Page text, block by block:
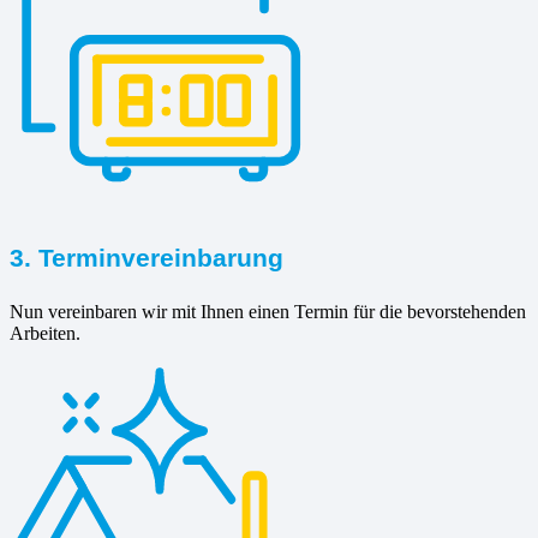
3. Terminvereinbarung
Nun vereinbaren wir mit Ihnen einen Termin für die bevorstehenden
Arbeiten.